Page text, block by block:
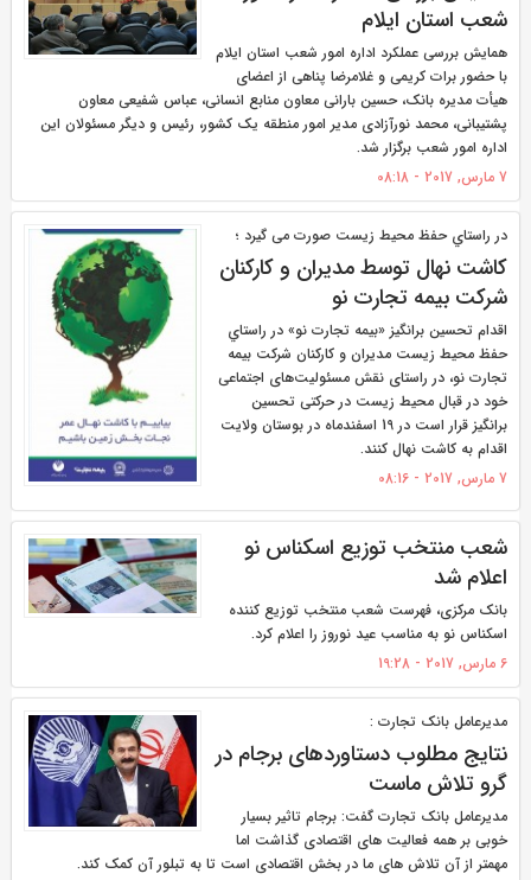
شعب استان ایلام
همایش بررسی عملکرد اداره امور شعب استان ایلام
با حضور برات کریمی و غلامرضا پناهی از اعضای
هیأت مدیره بانک، حسین بارانی معاون منابع انسانی، عباس شفیعی معاون
پشتیبانی، محمد نورآزادی مدیر امور منطقه یک کشور، رئیس و دیگر مسئولان این
اداره امور شعب برگزار شد.
7 مارس, 2017 - 08:18
در راستاي حفظ محيط زيست صورت می گیرد ؛
کاشت نهال توسط مدیران و کارکنان
شرکت بیمه تجارت نو
اقدام تحسین برانگیز «بيمه تجارت نو» در راستاي
حفظ محيط زيست مديران و كاركنان شركت بيمه
تجارت نو، در راستای نقش مسئولیت‌های اجتماعی
خود در قبال محیط زیست در حرکتی تحسین
برانگیز قرار است در 19 اسفندماه در بوستان ولایت
اقدام به کاشت نهال کنند.
7 مارس, 2017 - 08:16
شعب منتخب توزیع اسکناس نو
اعلام شد
بانک مرکزی، فهرست شعب منتخب توزیع کننده
اسکناس نو به مناسب عيد نوروز را اعلام کرد.
6 مارس, 2017 - 19:28
مدیرعامل بانک تجارت :
نتایج مطلوب دستاوردهای برجام در
گرو تلاش ماست
مدیرعامل بانک تجارت گفت: برجام تاثیر بسیار
خوبی بر همه فعالیت های اقتصادی گذاشت اما
مهمتر از آن تلاش های ما در بخش اقتصادی است تا به تبلور آن کمک کند.